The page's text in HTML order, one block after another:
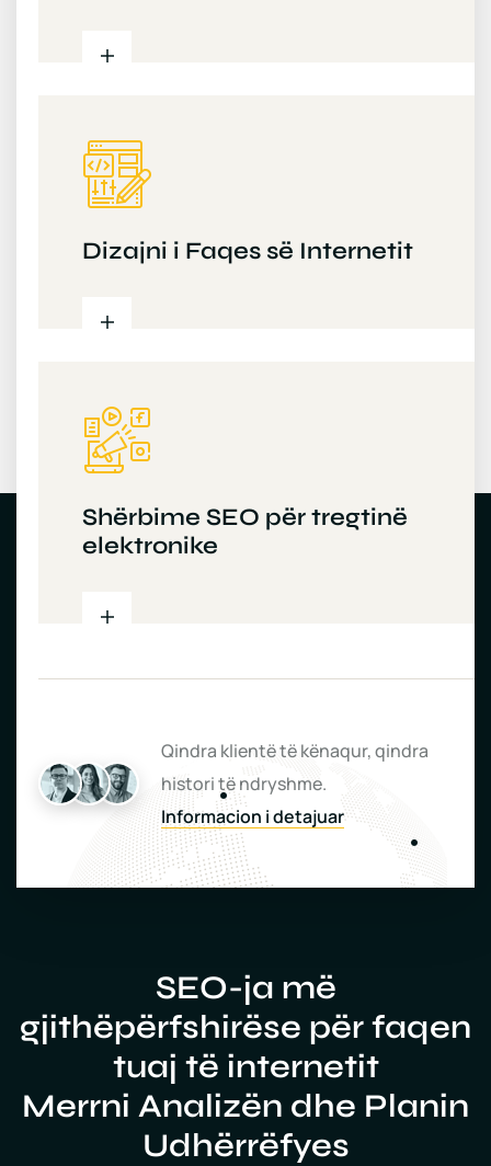
Dizajni i Faqes së Internetit
Shërbime SEO për tregtinë
elektronike
Qindra klientë të kënaqur, qindra
histori të ndryshme.
Informacion i detajuar
SEO-ja më
gjithëpërfshirëse për faqen
tuaj të internetit
Merrni Analizën dhe Planin
Udhërrëfyes